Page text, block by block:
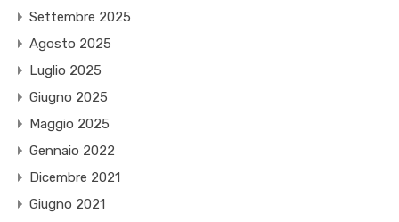
Settembre 2025
Agosto 2025
Luglio 2025
Giugno 2025
Maggio 2025
Gennaio 2022
Dicembre 2021
Giugno 2021